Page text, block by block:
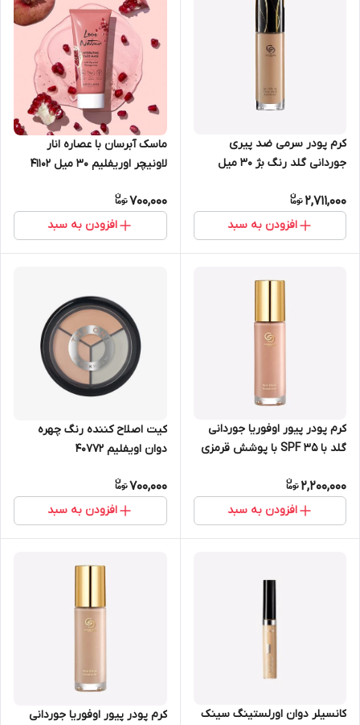
کرم پودر سرمی ضد پیری
جوردانی گلد رنگ بژ 30 میل
2,711,000
افزودن به سبد
ماسک آبرسان با عصاره انار
لاونیچر اوریفلیم 30 میل 41102
700,000
افزودن به سبد
کرم پودر پیور اوفوریا جوردانی
گلد با SPF 35 با پوشش قرمزی
2,200,000
افزودن به سبد
کیت اصلاح کننده رنگ چهره
دوان اویفلیم 40772
700,000
افزودن به سبد
کانسیلر دوان اورلستینگ سینک کرم پودر پیور اوفوریا جوردانی